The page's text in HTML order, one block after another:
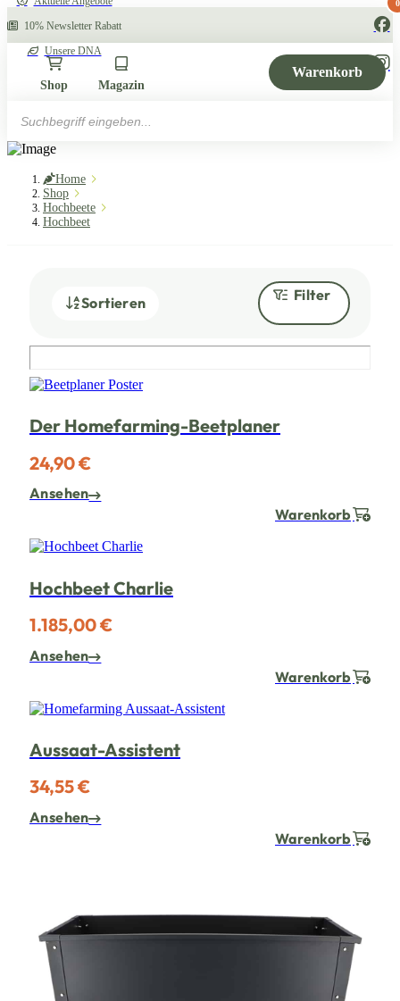
10% Newsletter Rabatt
Unsere DNA
Shop Magazin
Warenkorb
0
search
Home
Shop
Hochbeete
Hochbeet
Sortieren Filter
Der Homefarming-Beetplaner
24,90 €
Ansehen
Warenkorb
Hochbeet Charlie
1.185,00 €
Ansehen
Warenkorb
Aussaat-Assistent
34,55 €
Ansehen
Warenkorb